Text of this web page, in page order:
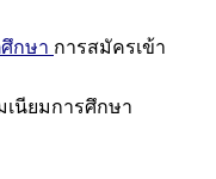
กษา การสมัครเข้า
เนียมการศึกษา